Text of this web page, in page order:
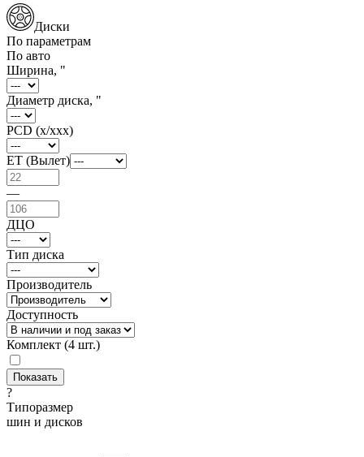
Диски
По параметрам
По авто
Ширина, "
Диаметр диска, "
PCD (x/xxx)
ET (Вылет)
—
ДЦО
Тип диска
Производитель
Доступность
Комплект (4 шт.)
?
Типоразмер
шин и дисков